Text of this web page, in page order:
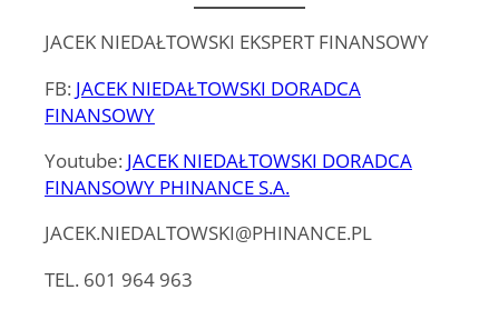
JACEK NIEDAŁTOWSKI EKSPERT FINANSOWY
FB: JACEK NIEDAŁTOWSKI DORADCA
FINANSOWY
Youtube: JACEK NIEDAŁTOWSKI DORADCA
FINANSOWY PHINANCE S.A.
JACEK.NIEDALTOWSKI@PHINANCE.PL
TEL. 601 964 963